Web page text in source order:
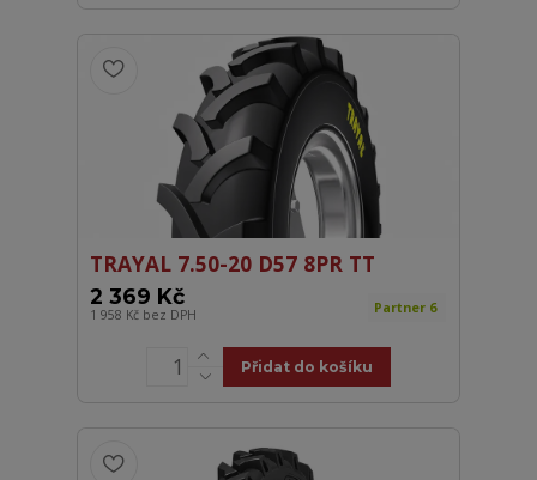
TRAYAL 7.50-20 D57 8PR TT
2 369 Kč
1 958 Kč bez DPH Partner 6
Přidat do košíku